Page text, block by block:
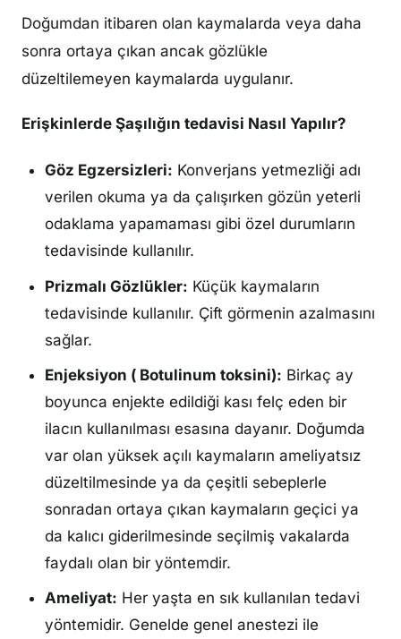
Doğumdan itibaren olan kaymalarda veya daha
sonra ortaya çıkan ancak gözlükle
düzeltilemeyen kaymalarda uygulanır.
Erişkinlerde Şaşılığın tedavisi Nasıl Yapılır?
Göz Egzersizleri: Konverjans yetmezliği adı
verilen okuma ya da çalışırken gözün yeterli
odaklama yapamaması gibi özel durumların
tedavisinde kullanılır.
Prizmalı Gözlükler: Küçük kaymaların
tedavisinde kullanılır. Çift görmenin azalmasını
sağlar.
Enjeksiyon ( Botulinum toksini): Birkaç ay
boyunca enjekte edildiği kası felç eden bir
ilacın kullanılması esasına dayanır. Doğumda
var olan yüksek açılı kaymaların ameliyatsız
düzeltilmesinde ya da çeşitli sebeplerle
sonradan ortaya çıkan kaymaların geçici ya
da kalıcı giderilmesinde seçilmiş vakalarda
faydalı olan bir yöntemdir.
Ameliyat: Her yaşta en sık kullanılan tedavi
yöntemidir. Genelde genel anestezi ile